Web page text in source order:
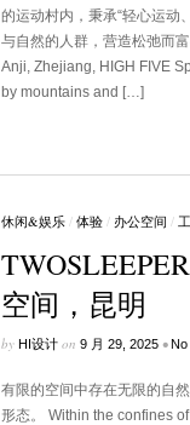
的运动村内，秉承“轻心运动
与自然的人群，营造松弛而
Anji, Zhejiang, HIGH FIVE
by mountains and […]
休闲&娱乐/ 体验/ 办公空间 /
空间，昆明
by HI设计on 9 月 29, 2025 •No
有限的空间中存在无限的自
形态。 Within the confines